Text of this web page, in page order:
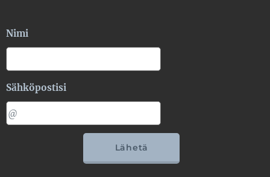
Nimi
Sähköpostisi
Lähetä